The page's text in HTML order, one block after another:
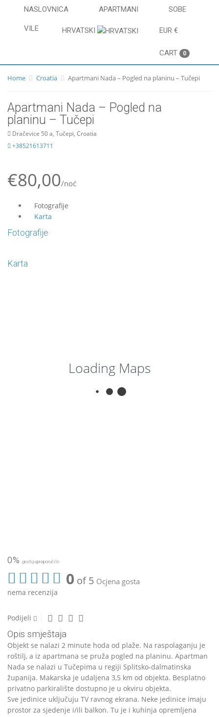
NASLOVNICA APARTMANI SOBE
VILE HRVATSKI EUR €
CART 0
Home Croatia Apartmani Nada – Pogled na planinu – Tučepi
Apartmani Nada – Pogled na
planinu – Tučepi
Dračevice 50 a, Tučepi, Croatia
+38521613711
€80,00/noć
Fotografije
Karta
Fotografije
Karta
Loading Maps
0% gostiju preporučilo
0 of 5 Ocjena gosta
nema recenzija
Podijeli
Opis smještaja
Objekt se nalazi 2 minute hoda od plaže. Na raspolaganju je
roštilj, a iz apartmana se pruža pogled na planinu. Apartman
Nada se nalazi u Tučepima u regiji Splitsko-dalmatinska
županija. Makarska je udaljena 3,5 km od objekta. Besplatno
privatno parkiralište dostupno je u okviru objekta.
Sve jedinice uključuju TV ravnog ekrana. Neke jedinice imaju
prostor za sjedenje i/ili balkon. Tu je i kuhinja opremljena